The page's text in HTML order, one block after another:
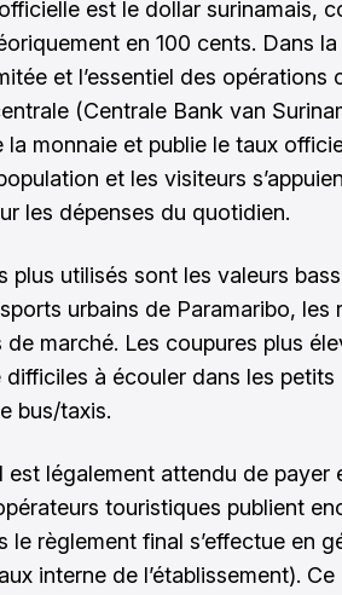
est le dollar surinamais,
en 100 cents. Dans
et l’essentiel des opérations
(Centrale Bank van
la monnaie et publie le taux
et les visiteurs
les dépenses du quotidien.
plus utilisés sont les valeurs
urbains de Paramaribo, les
de marché. Les coupures plus
difficiles à écouler dans les
bus/taxis.
est légalement attendu de payer
touristiques publient
le règlement final s’effectue en
interne de l’établissement).